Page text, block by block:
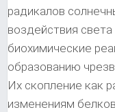
радикалов
воздействия
биохимические
образованию
Их скопление как
изменениям белков